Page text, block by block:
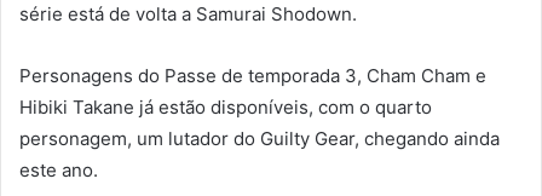
série está de volta a Samurai Shodown.
Personagens do Passe de temporada 3, Cham Cham e
Hibiki Takane já estão disponíveis, com o quarto
personagem, um lutador do Guilty Gear, chegando ainda
este ano.